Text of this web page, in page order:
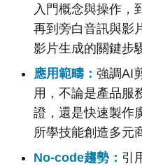
入門概念與操作，
再到旁白音訊與影
影片生成的關鍵步
應用範疇： 強調AI
用，不論是產品服
證，還是快速製作
所學技能創造多元
No-code趨勢： 引